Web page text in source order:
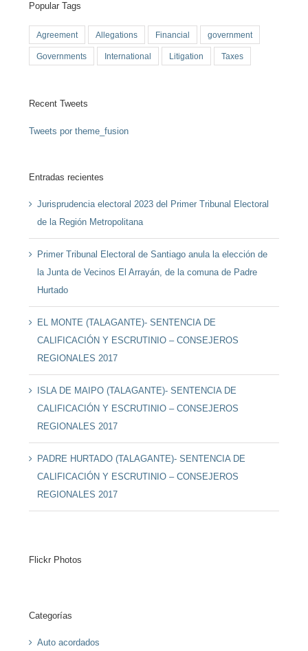
Popular Tags
Agreement Allegations Financial government
Governments International Litigation Taxes
Recent Tweets
Tweets por theme_fusion
Entradas recientes
Jurisprudencia electoral 2023 del Primer Tribunal Electoral
de la Región Metropolitana
Primer Tribunal Electoral de Santiago anula la elección de
la Junta de Vecinos El Arrayán, de la comuna de Padre
Hurtado
EL MONTE (TALAGANTE)- SENTENCIA DE
CALIFICACIÓN Y ESCRUTINIO – CONSEJEROS
REGIONALES 2017
ISLA DE MAIPO (TALAGANTE)- SENTENCIA DE
CALIFICACIÓN Y ESCRUTINIO – CONSEJEROS
REGIONALES 2017
PADRE HURTADO (TALAGANTE)- SENTENCIA DE
CALIFICACIÓN Y ESCRUTINIO – CONSEJEROS
REGIONALES 2017
Flickr Photos
Categorías
Auto acordados